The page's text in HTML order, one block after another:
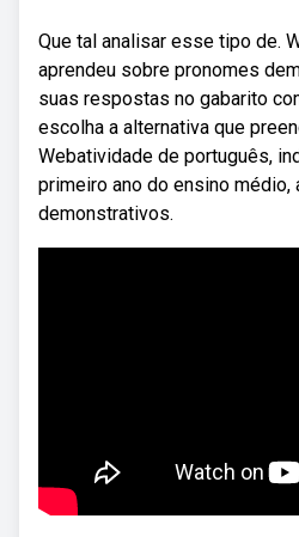
Que tal analisar esse tipo de.
aprendeu sobre pronomes
suas respostas no gabarito
escolha a alternativa que
Webatividade de português,
primeiro ano do ensino médio,
demonstrativos.